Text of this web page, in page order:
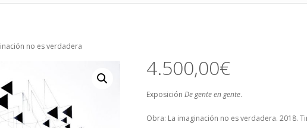
no es verdadera
4.500,00€
Exposición De gente en gente.
Obra: La imaginación no es verdadera. 2018.